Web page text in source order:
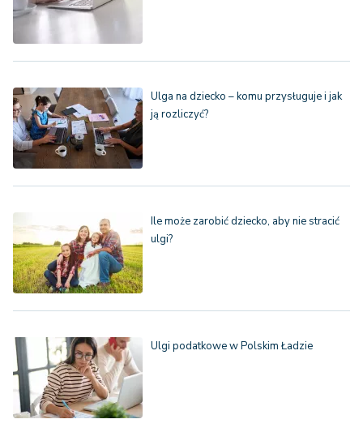
Ulga na dziecko – komu przysługuje i jak
ją rozliczyć?
Ile może zarobić dziecko, aby nie stracić
ulgi?
Ulgi podatkowe w Polskim Ładzie